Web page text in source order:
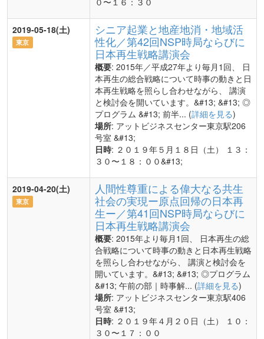
2019-05-18(土)
東京
シニア起業と地産地消・地域活
性化／第42回NSP時局ならびに
日本再生戦略講演会
概要: 2015年／平成27年より毎月1回、 日
本再生の総合戦略について時事の動きと日
本再生戦略を照らし合わせながら、 講演
と検討会を開いています。&#13; &#13; ◎
プログラム &#13; 前半... (詳細を見る)
場所: アットビジネスセンター東京駅206
号室 &#13;
日時: ２０１９年５月１８日（土） １３：
３０〜１８：００&#13;
2019-04-20(土)
東京
人間性尊重による偉大なる共生
社会の実現ー原点回帰の日本再
生ー／第41回NSP時局ならびに
日本再生戦略講演会
概要: 2015年より毎月1回、 日本再生の総
合戦略について時事の動きと日本再生戦略
を照らし合わせながら、 講演と検討会を
開いています。&#13; &#13; ◎プログラム
&#13; 午前の部｜時事解... (詳細を見る)
場所: アットビジネスセンター東京駅406
号室 &#13;
日時: ２０１９年４月２０日（土） １０：
３０〜１７：００